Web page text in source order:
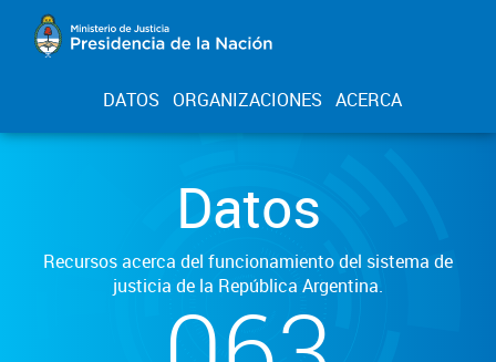
DATOS ORGANIZACIONES ACERCA
Datos
Recursos acerca del funcionamiento del sistema de
justicia de la República Argentina.